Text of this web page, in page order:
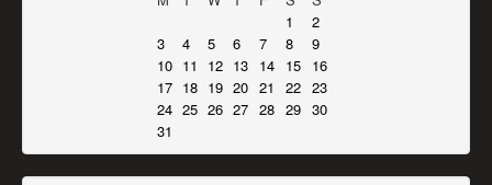
1
2
3
4 5 6 7 8
9
10 11 12 13 14 15
16
17 18 19 20 21 22 23
24 25 26 27 28 29 30
31